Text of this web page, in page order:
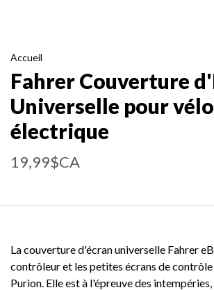
Accueil
Fahrer Couverture
Universelle pour vélo
électrique
19,99$CA
La couverture d'écran universelle Fahrer
contrôleur et les petites écrans de
Purion. Elle est à l'épreuve des